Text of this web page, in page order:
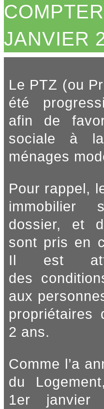
JANVIER
Le PTZ (ou
été
afin de
sociale à
ménages
Pour rappel,
immobilier
dossier, et
sont pris en
Il est
des
aux
propriétaires
2 ans.
Comme l’a
du
1er